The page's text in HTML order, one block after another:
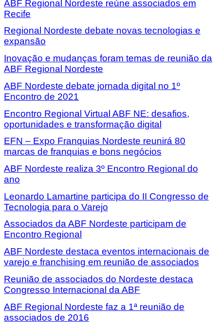
ABF Regional Nordeste reúne associados em
Recife
Regional Nordeste debate novas tecnologias e
expansão
Inovação e mudanças foram temas de reunião da
ABF Regional Nordeste
ABF Nordeste debate jornada digital no 1º
Encontro de 2021
Encontro Regional Virtual ABF NE: desafios,
oportunidades e transformação digital
EFN – Expo Franquias Nordeste reunirá 80
marcas de franquias e bons negócios
ABF Nordeste realiza 3º Encontro Regional do
ano
Leonardo Lamartine participa do II Congresso de
Tecnologia para o Varejo
Associados da ABF Nordeste participam de
Encontro Regional
ABF Nordeste destaca eventos internacionais de
varejo e franchising em reunião de associados
Reunião de associados do Nordeste destaca
Congresso Internacional da ABF
ABF Regional Nordeste faz a 1ª reunião de
associados de 2016